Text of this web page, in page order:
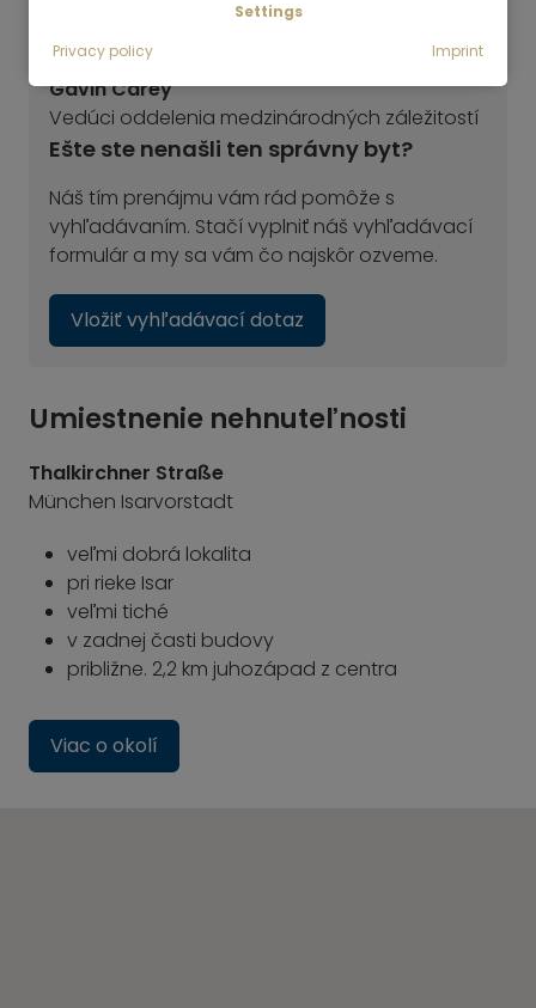
Gavin Carey
Vedúci oddelenia medzinárodných záležitostí
Ešte ste nenašli ten správny byt?
Náš tím prenájmu vám rád pomôže s
vyhľadávaním. Stačí vyplniť náš vyhľadávací
formulár a my sa vám čo najskôr ozveme.
Vložiť vyhľadávací dotaz
Umiestnenie nehnuteľnosti
Thalkirchner Straße
München Isarvorstadt
veľmi dobrá lokalita
pri rieke Isar
veľmi tiché
v zadnej časti budovy
približne. 2,2 km juhozápad z centra
Viac o okolí
Settings
Privacy policy
Imprint